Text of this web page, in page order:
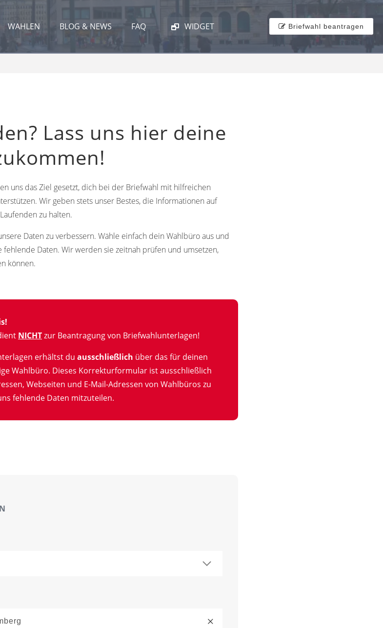
WAHLEN BLOG & NEWS FAQ WIDGET Briefwahl beantragen
Lass uns hier deine
uns das Ziel gesetzt, dich bei der Briefwahl mit hilfreichen
Wir geben stets unser Bestes, die Informationen auf
zu halten.
Daten zu verbessern. Wähle einfach dein Wahlbüro aus und
Daten. Wir werden sie zeitnah prüfen und umsetzen,
können.
NICHTzur Beantragung von Briefwahlunterlagen!
erhältst du ausschließlich über das für deinen
Wahlbüro. Dieses Korrekturformular ist ausschließlich
Webseiten und E-Mail-Adressen von Wahlbüros zu
fehlende Daten mitzuteilen.